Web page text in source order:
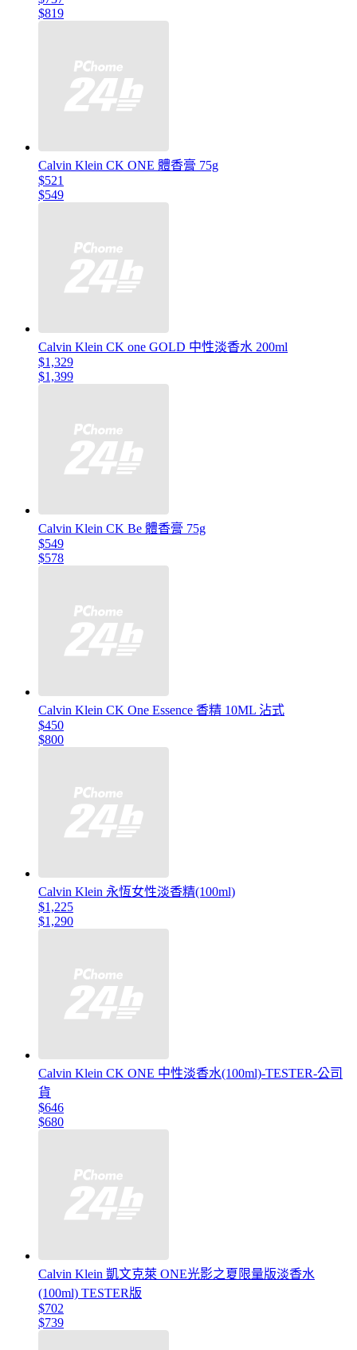
$819
Calvin Klein CK ONE 體香膏 75g
$521
$549
Calvin Klein CK one GOLD 中性淡香水 200ml
$1,329
$1,399
Calvin Klein CK Be 體香膏 75g
$549
$578
Calvin Klein CK One Essence 香精 10ML 沾式
$450
$800
Calvin Klein 永恆女性淡香精(100ml)
$1,225
$1,290
Calvin Klein CK ONE 中性淡香水(100ml)-TESTER-公司
貨
$646
$680
Calvin Klein 凱文克萊 ONE光影之夏限量版淡香水
(100ml) TESTER版
$702
$739